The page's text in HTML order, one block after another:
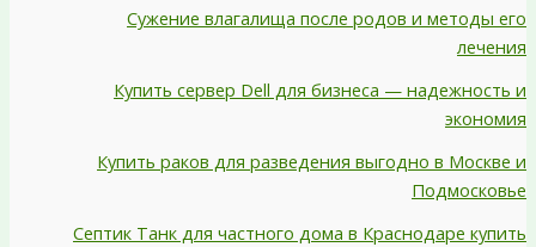
Сужение влагалища после родов и методы его
лечения
Купить сервер Dell для бизнеса — надежность и
экономия
Купить раков для разведения выгодно в Москве и
Подмосковье
Септик Танк для частного дома в Краснодаре купить